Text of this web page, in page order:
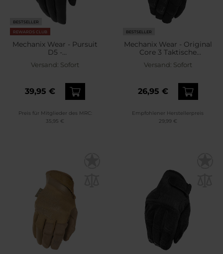
BESTSELLER
REWARDS CLUB
Mechanix Wear - Pursuit
D5 -
Schnittschutzhandschuh
e - Black
Versand: Sofort
39,95 €
Preis für Mitglieder des MRC:
35,95 €
BESTSELLER
Mechanix Wear - Original
Core 3 Taktische
Handschuhe - Covert
Versand: Sofort
26,95 €
Empfohlener Herstellerpreis
29,99 €